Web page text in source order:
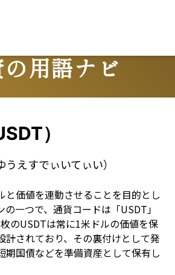
用語ナビ
）
うえすでぃいてぃい）
と価値を連動させることを目的とし
一つで、通貨コードは「USDT」
のUSDTは常に1米ドルの価値を保
計されており、その裏付けとして発
期国債などを準備資産として保有し